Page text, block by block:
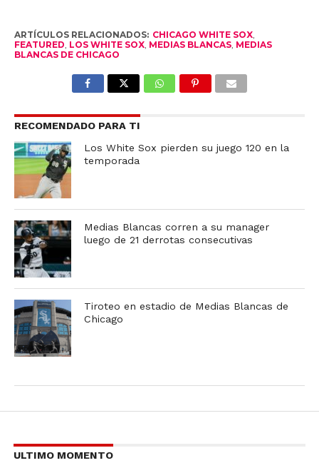
ARTÍCULOS RELACIONADOS: CHICAGO WHITE SOX,
FEATURED LOS WHITE SOX, MEDIAS BLANCAS, MEDIAS
BLANCAS DE CHICAGO
RECOMENDADO PARA TI
Los White Sox pierden su juego 120 en la
temporada
Medias Blancas corren a su manager
luego de 21 derrotas consecutivas
Tiroteo en estadio de Medias Blancas de
Chicago
ULTIMO MOMENTO